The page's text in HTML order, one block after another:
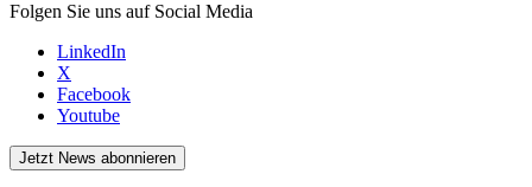
Folgen Sie uns auf Social Media
LinkedIn
X
Facebook
Youtube
Jetzt News abonnieren